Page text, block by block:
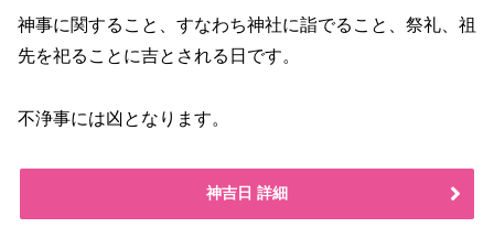
神事に関すること、すなわち神社に詣でること、祭礼、祖
先を祀ることに吉とされる日です。
不浄事には凶となります。
神吉日 詳細